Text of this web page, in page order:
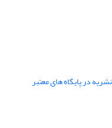
در پایگاه های معتبر